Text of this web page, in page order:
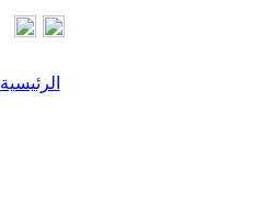
الرئيسية